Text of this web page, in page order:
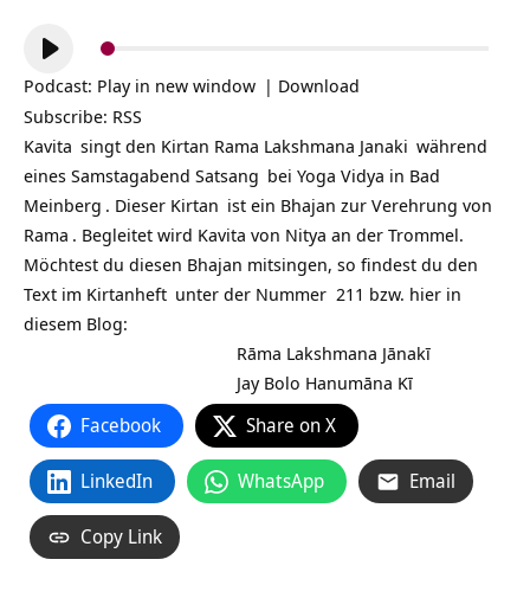
Audio-
Player
Podcast: Play in new window | Download
Subscribe: RSS
Kavita singt den Kirtan Rama Lakshmana Janaki während
eines Samstagabend Satsang bei Yoga Vidya in Bad
Meinberg . Dieser Kirtan ist ein Bhajan zur Verehrung von
Rama . Begleitet wird Kavita von Nitya an der Trommel.
Möchtest du diesen Bhajan mitsingen, so findest du den
Text im Kirtanheft unter der Nummer 211 bzw. hier in
diesem Blog:
Rāma Lakshmana Jānakī
Jay Bolo Hanumāna Kī
Facebook Share on X
LinkedIn WhatsApp Email
Copy Link